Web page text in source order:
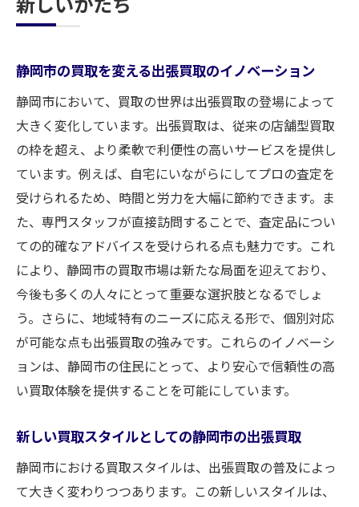
静岡市の買取を変える出張買取のイノベーション
静岡市において、買取の世界は出張買取の登場によって
大きく変化しています。出張買取は、従来の店舗型買取
の枠を超え、より柔軟で利便性の高いサービスを提供し
ています。例えば、自宅にいながらにしてプロの査定を
受けられるため、時間と労力を大幅に節約できます。ま
た、専門スタッフが直接訪問することで、査定品につい
ての的確なアドバイスを受けられる点も魅力です。これ
により、静岡市の買取市場は新たな局面を迎えており、
今後も多くの人々にとって重要な選択肢となるでしょ
う。さらに、地域特有のニーズに応える形で、個別対応
が可能な点も出張買取の強みです。これらのイノベーシ
ョンは、静岡市の住民にとって、より安心で信頼性の高
い買取体験を提供することを可能にしています。
新しい買取スタイルとしての静岡市の出張買取
静岡市における買取スタイルは、出張買取の普及によっ
て大きく変わりつつあります。この新しいスタイルは、